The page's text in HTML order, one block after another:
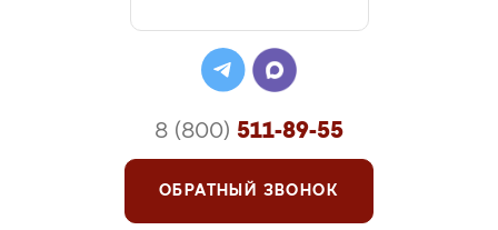
8 (800) 511-89-55
ОБРАТНЫЙ ЗВОНОК